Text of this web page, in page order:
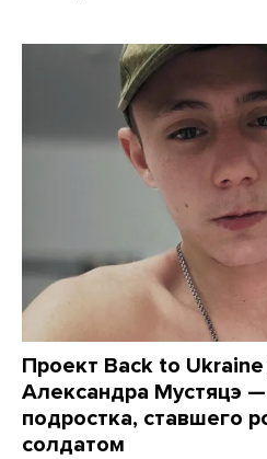
Проект Back to
Александра Мустяцэ —
подростка, ставшего
солдатом